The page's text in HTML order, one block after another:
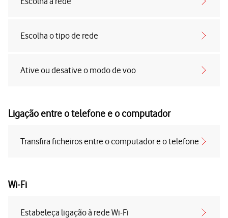
Escolha o tipo de rede
Ative ou desative o modo de voo
Ligação entre o telefone e o computador
Transfira ficheiros entre o computador e o telefone
Wi-Fi
Estabeleça ligação à rede Wi-Fi